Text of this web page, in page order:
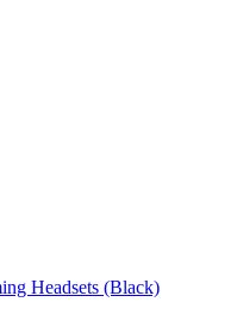
Headsets (Black)